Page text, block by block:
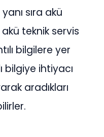
sıra akü
teknik servis
bilgilere yer
bilgiye ihtiyacı
aradıkları